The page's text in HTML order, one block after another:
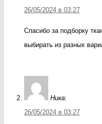
26/05/2024 в 03:27
Спасибо за подборку
выбирать из разных
Ника:
26/05/2024 в 03:27